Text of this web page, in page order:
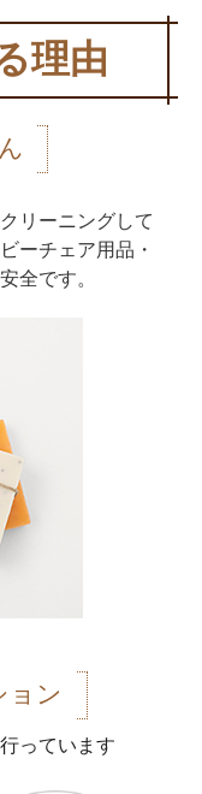
理由
リーニングして
ーチェア用品・
全です。
ョン
っています